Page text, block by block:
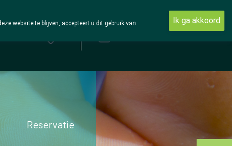
Reservatie
website te blijven, accepteert u dit gebruik van
Ik ga akkoord